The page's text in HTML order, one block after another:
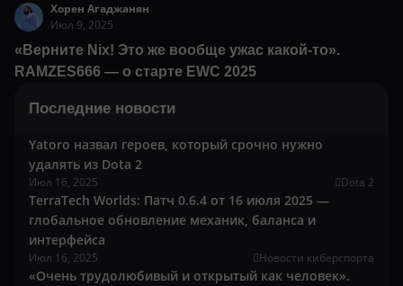
Хорен Агаджанян
Июл 9, 2025
«Верните Nix! Это же вообще ужас какой-то».
RAMZES666 — о старте EWC 2025
Последние новости
Yatoro назвал героев, который срочно нужно
удалять из Dota 2
Июл 16, 2025 Dota 2
TerraTech Worlds: Патч 0.6.4 от 16 июля 2025 —
глобальное обновление механик, баланса и
интерфейса
Июл 16, 2025 Новости киберспорта
«Очень трудолюбивый и открытый как человек».